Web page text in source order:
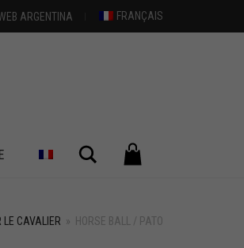
ARGENTINA FRANÇAIS
Chercher
LE CAVALIER » HORSE BALL / PATO